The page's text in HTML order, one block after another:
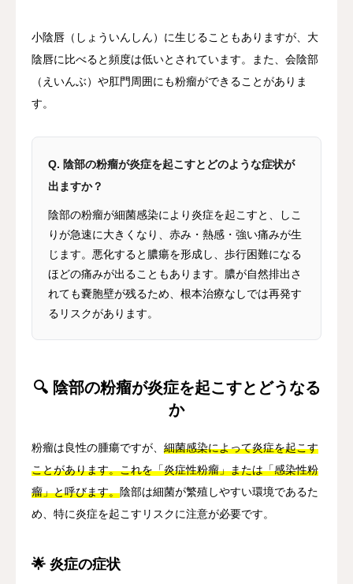
小陰唇（しょういんしん）に生じることもありますが、大
陰唇に比べると頻度は低いとされています。また、会陰部
（えいんぶ）や肛門周囲にも粉瘤ができることがありま
す。
Q. 陰部の粉瘤が炎症を起こすとどのような症状が
出ますか？
陰部の粉瘤が細菌感染により炎症を起こすと、しこ
りが急速に大きくなり、赤み・熱感・強い痛みが生
じます。悪化すると膿瘍を形成し、歩行困難になる
ほどの痛みが出ることもあります。膿が自然排出さ
れても嚢胞壁が残るため、根本治療なしでは再発す
るリスクがあります。
🔍 陰部の粉瘤が炎症を起こすとどうなる
か
粉瘤は良性の腫瘍ですが、 細菌感染によって炎症を起こす
ことがあります。これを「炎症性粉瘤」または「感染性粉
瘤」と呼びます。陰部は細菌が繁殖しやすい環境であるた
め、特に炎症を起こすリスクに注意が必要です。
🌟 炎症の症状